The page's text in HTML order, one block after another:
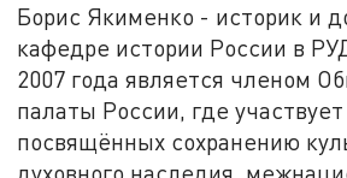
Борис Якименко - историк и
кафедре истории России в
2007 года является членом
палаты России, где
посвящённых сохранению